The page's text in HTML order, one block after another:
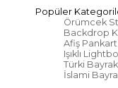
Popüler
Örümcek
Backdrop
Afiş Pankart
Işıklı
Türki
İslami